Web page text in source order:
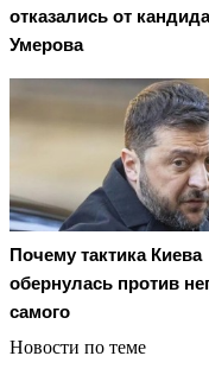
отказались от
Умерова
Почему тактика Киева
обернулась против
самого
Новости по теме